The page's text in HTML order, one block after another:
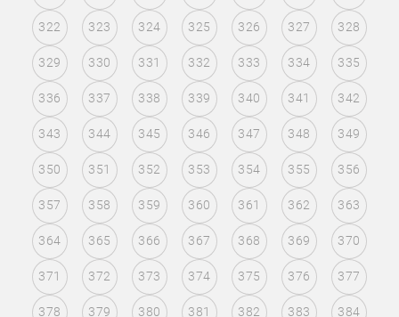
322 323 324 325 326 327 328
329 330 331 332 333 334 335
336 337 338 339 340 341 342
343 344 345 346 347 348 349
350 351 352 353 354 355 356
357 358 359 360 361 362 363
364 365 366 367 368 369 370
371 372 373 374 375 376 377
378 379 380 381 382 383 384